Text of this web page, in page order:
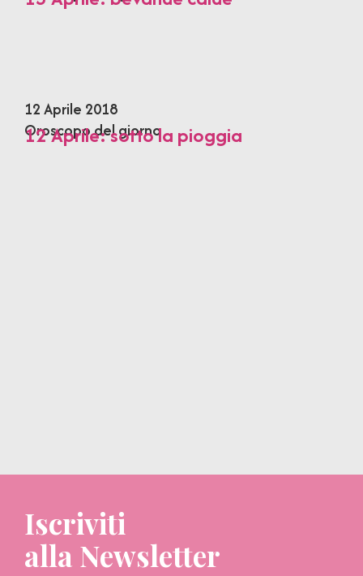
12 Aprile 2018
Oroscopo del giorno
12 Aprile: sotto la pioggia
Iscriviti
alla Newsletter